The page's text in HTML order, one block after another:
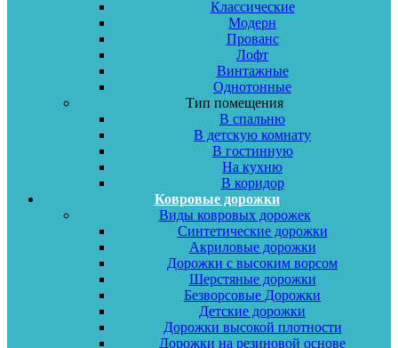
Классические
Модерн
Прованс
Лофт
Винтажные
Однотонные
Тип помещения
В спальню
В детскую комнату
В гостинную
На кухню
В коридор
Ковровые дорожки
Виды ковровых дорожек
Синтетические дорожки
Акриловые дорожки
Дорожки с высоким ворсом
Шерстяные дорожки
Безворсовые Дорожки
Детские дорожки
Дорожки высокой плотности
Дорожки на резиновой основе